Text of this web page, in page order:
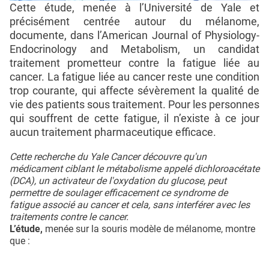
Cette étude, menée à l’Université de Yale et
précisément centrée autour du mélanome,
documente, dans l’American Journal of Physiology-
Endocrinology and Metabolism, un candidat
traitement prometteur contre la fatigue liée au
cancer. La fatigue liée au cancer reste une condition
trop courante, qui affecte sévèrement la qualité de
vie des patients sous traitement. Pour les personnes
qui souffrent de cette fatigue, il n’existe à ce jour
aucun traitement pharmaceutique efficace.
Cette recherche du Yale Cancer découvre qu'un
médicament ciblant le métabolisme appelé dichloroacétate
(DCA), un activateur de l'oxydation du glucose, peut
permettre de soulager efficacement ce syndrome de
fatigue associé au cancer et cela, sans interférer avec les
traitements contre le cancer.
L’étude, menée sur la souris modèle de mélanome, montre
que :